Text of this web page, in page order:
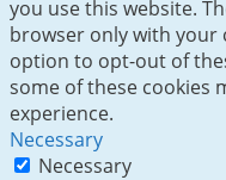
you use this website.
browser only with your
option to opt-out of
some of these cookies
experience.
Necessary
Necessary